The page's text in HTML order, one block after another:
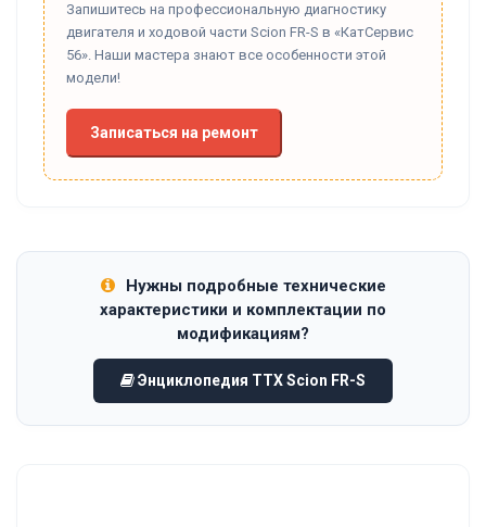
Запишитесь на профессиональную диагностику
двигателя и ходовой части Scion FR-S в «КатСервис
56». Наши мастера знают все особенности этой
модели!
Записаться на ремонт
Нужны подробные технические
характеристики и комплектации по
модификациям?
Энциклопедия ТТХ Scion FR-S